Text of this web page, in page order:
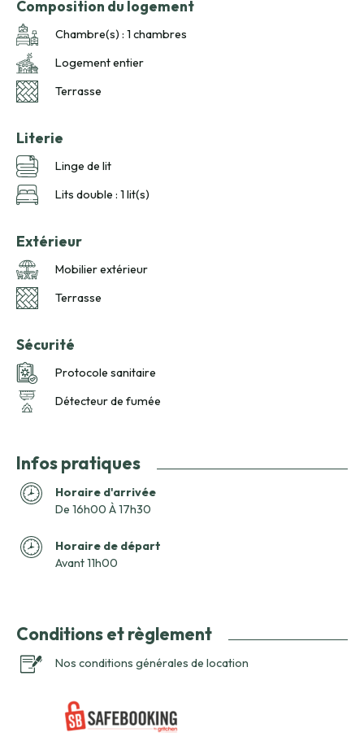
Composition du logement
Chambre(s) : 1 chambres
Logement entier
Terrasse
Literie
Linge de lit
Lits double : 1 lit(s)
Extérieur
Mobilier extérieur
Terrasse
Sécurité
Protocole sanitaire
Détecteur de fumée
Infos pratiques
Horaire d'arrivée
De 16h00 À 17h30
Horaire de départ
Avant 11h00
Conditions et règlement
Nos conditions générales de location